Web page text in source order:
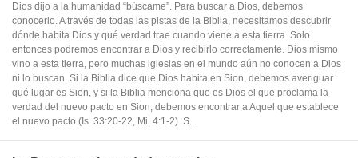
Dios dijo a la humanidad “búscame”. Para buscar a Dios, debemos
conocerlo. A través de todas las pistas de la Biblia, necesitamos descubrir
dónde habita Dios y qué verdad trae cuando viene a esta tierra. Solo
entonces podremos encontrar a Dios y recibirlo correctamente. Dios mismo
vino a esta tierra, pero muchas iglesias en el mundo aún no conocen a Dios
ni lo buscan. Si la Biblia dice que Dios habita en Sion, debemos averiguar
qué lugar es Sion, y si la Biblia menciona que es Dios el que proclama la
verdad del nuevo pacto en Sion, debemos encontrar a Aquel que establece
el nuevo pacto (Is. 33:20-22, Mi. 4:1-2). S...